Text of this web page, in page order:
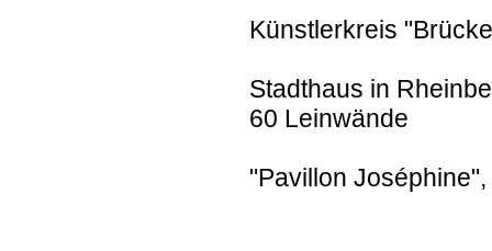
Künstlerkreis
Stadthaus in
60 Leinwände
"Pavillon